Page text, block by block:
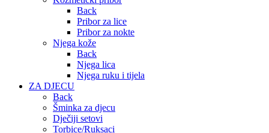
Back
Pribor za lice
Pribor za nokte
Njega kože
Back
Njega lica
Njega ruku i tijela
ZA DJECU
Back
Šminka za djecu
Dječiji setovi
Torbice/Ruksaci